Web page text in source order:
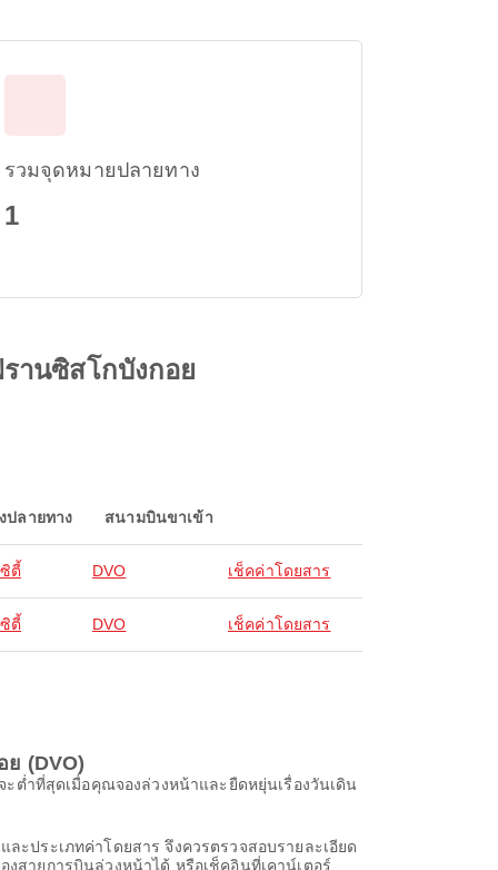
รวมจุดหมายปลายทาง
1
านซิสโกบังกอย
ปลายทาง สนามบินขาเข้า
ตี้ DVO เช็คค่าโดยสาร
ตี้ DVO เช็คค่าโดยสาร
(DVO)
ต่ำที่สุดเมื่อคุณจองล่วงหน้าและยืดหยุ่นเรื่องวันเดิน
ะประเภทค่าโดยสาร จึงควรตรวจสอบรายละเอียด
สายการบินล่วงหน้าได้ หรือเช็คอินที่เคาน์เตอร์